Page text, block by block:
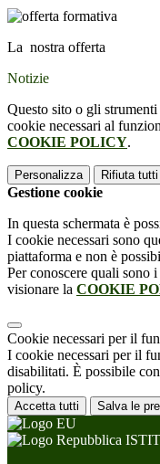
La nostra offerta
Notizie
Questo sito o gli
cookie necessari al
COOKIE POLICY.
Personalizza Rifiuta tutti
Gestione cookie
In questa schermata è
I cookie necessari sono
piattaforma e non è
Per conoscere quali sono
visionare la COOKIE
Cookie necessari per il
I cookie necessari per il
disabilitati. È possibile
policy.
Accetta tutti Salva le